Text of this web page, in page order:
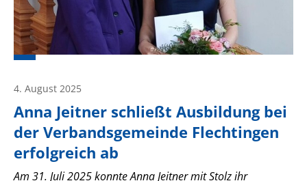
Anna Jeitner schließt Ausbildung bei
der Verbandsgemeinde Flechtingen
erfolgreich ab
4. August 2025
Am 31. Juli 2025 konnte Anna Jeitner mit Stolz ihr